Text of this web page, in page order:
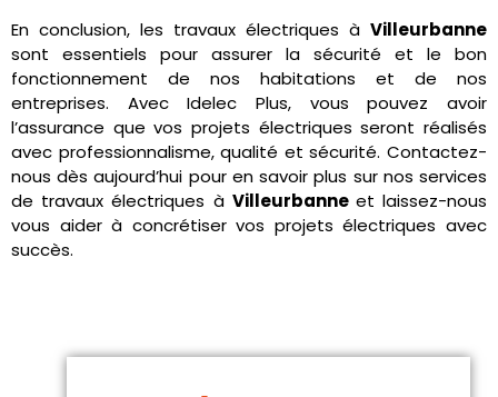
En conclusion, les travaux électriques à Villeurbanne
sont essentiels pour assurer la sécurité et le bon
fonctionnement de nos habitations et de nos
entreprises. Avec Idelec Plus, vous pouvez avoir
l’assurance que vos projets électriques seront réalisés
avec professionnalisme, qualité et sécurité. Contactez-
nous dès aujourd’hui pour en savoir plus sur nos services
de travaux électriques à Villeurbanne et laissez-nous
vous aider à concrétiser vos projets électriques avec
succès.